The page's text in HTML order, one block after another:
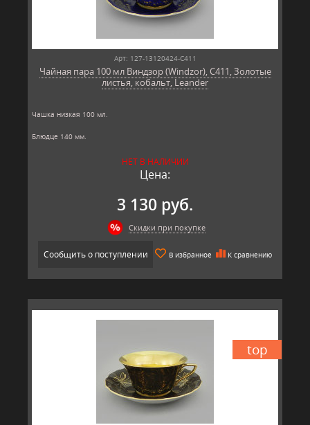
Арт: 127-13120424-C411
Чайная пара 100 мл Виндзор (Windzor), C411, Золотые
листья, кобальт, Leander
Чашка низкая 100 мл.
Блюдце 140 мм.
Материал: твёрдый фарфор, позолота
Производитель: Leander, Чехия.
НЕТ В НАЛИЧИИ
Цена:
3 130 руб.
Скидки при покупке
Сообщить о поступлении В избранное К сравнению
top